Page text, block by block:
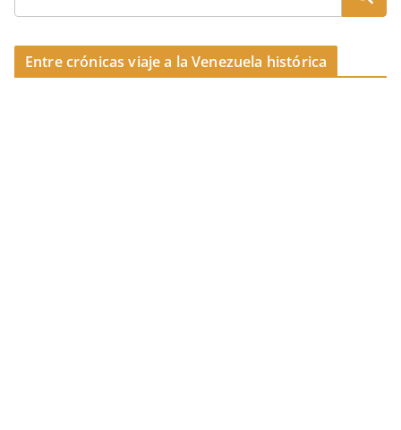
o
k
Entre crónicas viaje a la Venezuela histórica